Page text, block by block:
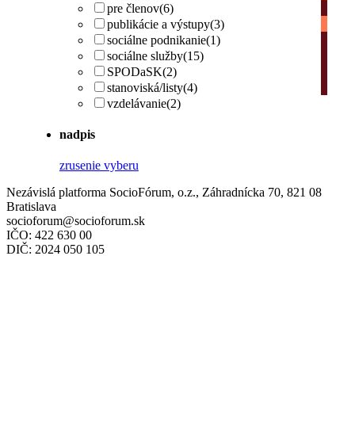
pre členov(6)
publikácie a výstupy(3)
sociálne podnikanie(1)
sociálne služby(15)
SPODaSK(2)
stanoviská/listy(4)
vzdelávanie(2)
nadpis
zrusenie vyberu
Nezávislá platforma SocioFórum, o.z., Záhradnícka 70, 821 08
Bratislava
socioforum@socioforum.sk
IČO: 422 630 00
DIČ: 2024 050 105